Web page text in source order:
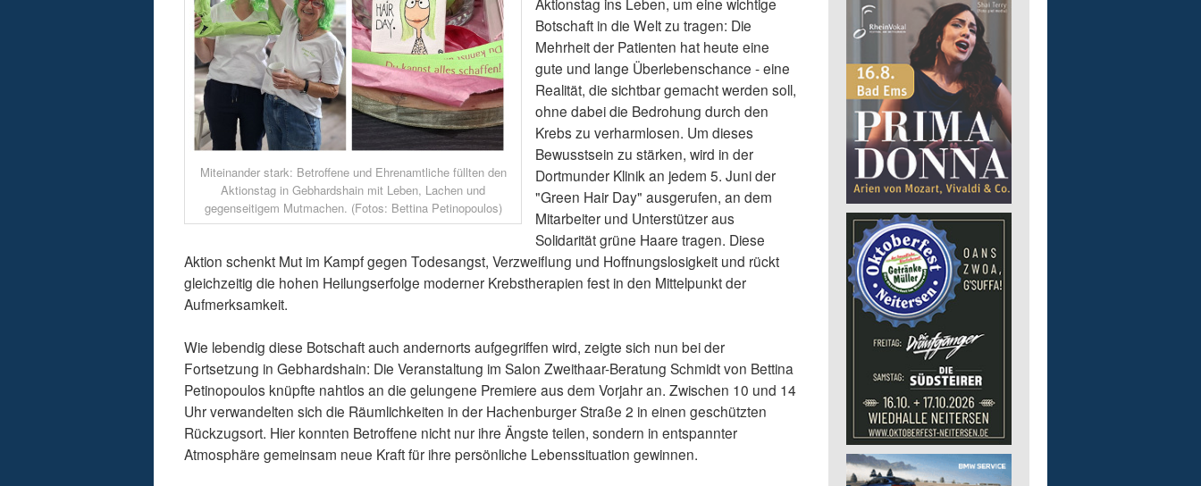
Miteinander stark: Betroffene und Ehrenamtliche füllten den
Aktionstag in Gebhardshain mit Leben, Lachen und
gegenseitigem Mutmachen. (Fotos: Bettina Petinopoulos)
Botschaft in die Welt zu tragen: Die
Mehrheit der Patienten hat heute eine
gute und lange Überlebenschance - eine
Realität, die sichtbar gemacht werden soll,
ohne dabei die Bedrohung durch den
Krebs zu verharmlosen. Um dieses
Bewusstsein zu stärken, wird in der
Dortmunder Klinik an jedem 5. Juni der
"Green Hair Day" ausgerufen, an dem
Mitarbeiter und Unterstützer aus
Solidarität grüne Haare tragen. Diese
Aktion schenkt Mut im Kampf gegen Todesangst, Verzweiflung und Hoffnungslosigkeit und rückt
gleichzeitig die hohen Heilungserfolge moderner Krebstherapien fest in den Mittelpunkt der
Aufmerksamkeit.
Wie lebendig diese Botschaft auch andernorts aufgegriffen wird, zeigte sich nun bei der
Fortsetzung in Gebhardshain: Die Veranstaltung im Salon Zweithaar-Beratung Schmidt von Bettina
Petinopoulos knüpfte nahtlos an die gelungene Premiere aus dem Vorjahr an. Zwischen 10 und 14
Uhr verwandelten sich die Räumlichkeiten in der Hachenburger Straße 2 in einen geschützten
Rückzugsort. Hier konnten Betroffene nicht nur ihre Ängste teilen, sondern in entspannter
Atmosphäre gemeinsam neue Kraft für ihre persönliche Lebenssituation gewinnen.